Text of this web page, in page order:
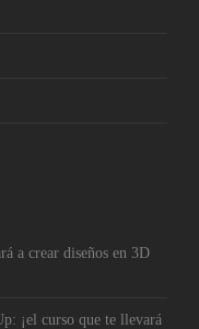
a crear diseños en 3D
¡el curso que te llevará